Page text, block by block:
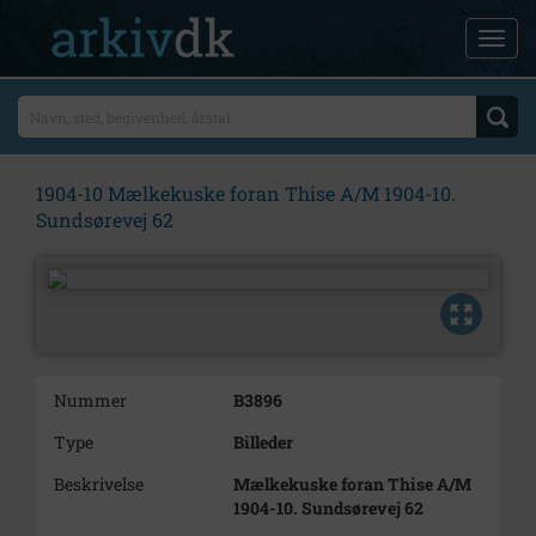
1904-10 Mælkekuske foran Thise A/M 1904-10.
Sundsørevej 62
Nummer
B3896
Type
Billeder
Beskrivelse
Mælkekuske foran Thise A/M
1904-10. Sundsørevej 62